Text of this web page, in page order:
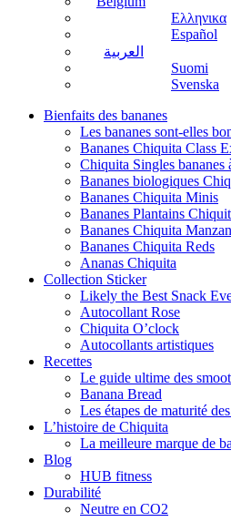
Ελληνικα
Español
العربية
Suomi
Svenska
Bienfaits des bananes
Les bananes sont-elles
Bananes Chiquita Class
Chiquita Singles bananes
Bananes biologiques
Bananes Chiquita Minis
Bananes Plantains
Bananes Chiquita
Bananes Chiquita Reds
Ananas Chiquita
Collection Sticker
Likely the Best Snack
Autocollant Rose
Chiquita O’clock
Autocollants artistiques
Recettes
Le guide ultime des
Banana Bread
Les étapes de maturité
L’histoire de Chiquita
La meilleure marque de
Blog
HUB fitness
Durabilité
Neutre en CO2